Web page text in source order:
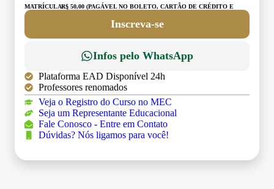
MATRÍCULA:R$ 50,00 (PAGÁVEL NO BOLETO, CARTÃO DE CRÉDITO E
Inscreva-se
Infos pelo WhatsApp
Plataforma EAD Disponível 24h
Professores renomados
Veja o Registro do Curso no MEC
Seja um Representante Educacional
Fale Conosco - Entre em Contato
Dúvidas? Nós ligamos para você!